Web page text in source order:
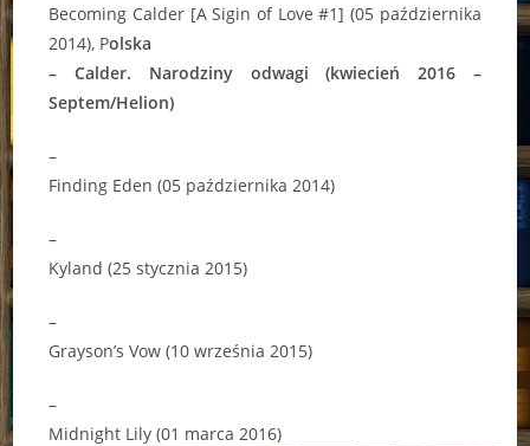
Becoming Calder [A Sigin of Love #1] (05 października
2014), Polska
– Calder. Narodziny odwagi (kwiecień 2016 –
Septem/Helion)
–
Finding Eden (05 października 2014)
–
Kyland (25 stycznia 2015)
–
Grayson’s Vow (10 września 2015)
–
Midnight Lily (01 marca 2016)